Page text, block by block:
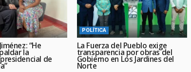
“He
la
de
POLÍTICA
La Fuerza del Pueblo exige
transparencia por obras del
Gobierno en Los Jardines del
Norte